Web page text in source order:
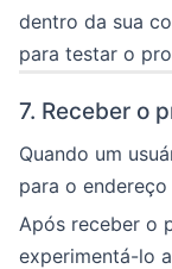
dentro da sua
para testar o
7. Receber o
Quando um
para o
Após receber o
experimentá-lo